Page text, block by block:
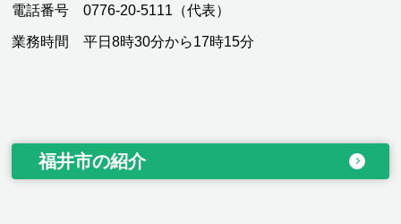
電話番号 0776-20-5111（代表）
業務時間 平日8時30分から17時15分
福井市の紹介